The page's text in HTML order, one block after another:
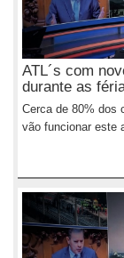
ATL´s com
durante as
Cerca de 80% dos
vão funcionar este